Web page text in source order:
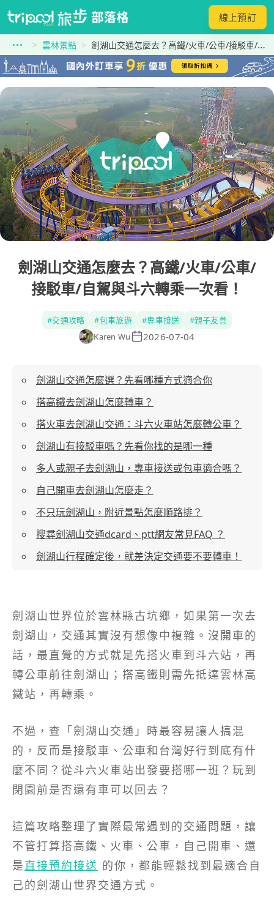
線上預訂
雲林景點 劍湖山交通怎麼去？高鐵/火車/公車/接駁車/自駕與斗六轉乘一次看！
劍湖山交通怎麼去？高鐵/火車/公車/
接駁車/自駕與斗六轉乘一次看！
#交通攻略 #包車旅遊 #專車接送 #親子友善
Karen Wu
2026-07-04
劍湖山交通怎麼選？先看哪種方式適合你
搭高鐵去劍湖山怎麼轉車？
搭火車去劍湖山交通：斗六火車站怎麼轉公車？
劍湖山有接駁車嗎？先看你找的是哪一種
多人或親子去劍湖山，專車接送或包車適合嗎？
自己開車去劍湖山怎麼走？
不只玩劍湖山，附近景點怎麼順路排？
搜尋劍湖山交通dcard、ptt網友常見FAQ ？
劍湖山行程確定後，就差決定交通要不要轉車！
劍湖山世界位於雲林縣古坑鄉，如果第一次去
劍湖山，交通其實沒有想像中複雜。沒開車的
話，最直覺的方式就是先搭火車到斗六站，再
轉公車前往劍湖山；搭高鐵則需先抵達雲林高
鐵站，再轉乘。
不過，查「劍湖山交通」時最容易讓人搞混
的，反而是接駁車、公車和台灣好行到底有什
麼不同？從斗六火車站出發要搭哪一班？玩到
閉園前是否還有車可以回去？
這篇攻略整理了實際最常遇到的交通問題，讓
不管打算搭高鐵、火車、公車，自己開車、還
是直接預約接送 的你，都能輕鬆找到最適合自
己的劍湖山世界交通方式。